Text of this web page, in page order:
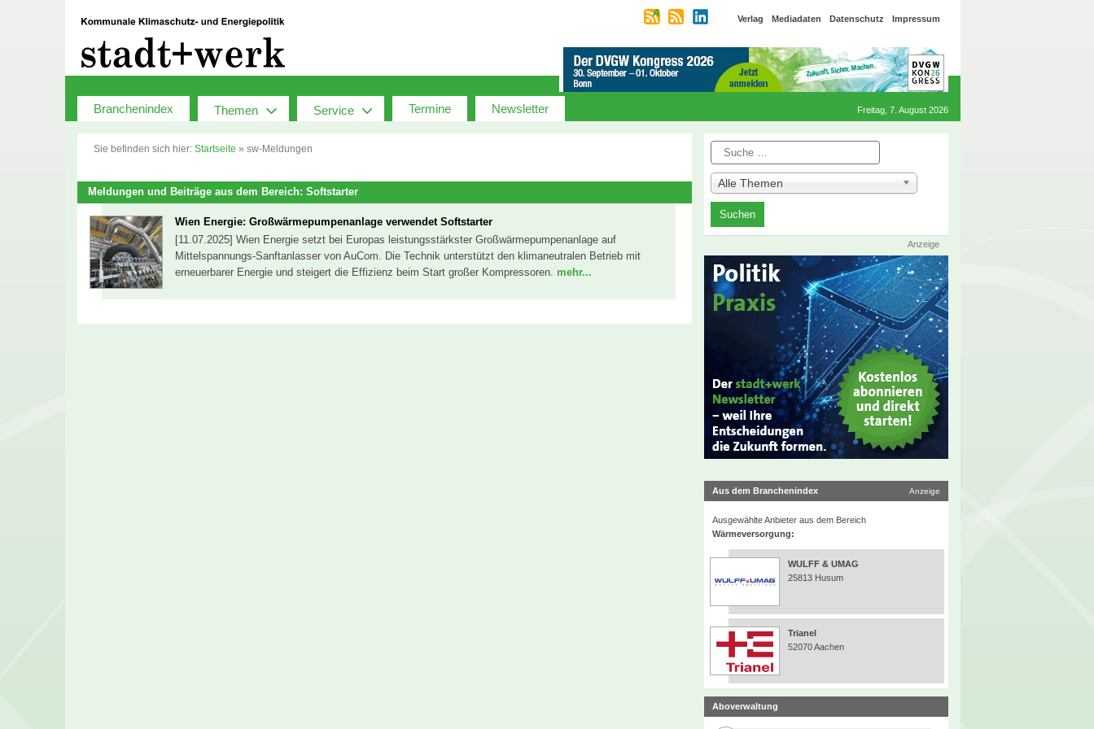
Verlag Mediadaten Datenschutz Impressum
Branchenindex Themen Service Termine Newsletter Freitag, 7. August 2026
Sie befinden sich hier: Startseite » sw-Meldungen
Meldungen und Beiträge aus dem Bereich: Softstarter
Wien Energie: Großwärmepumpenanlage verwendet Softstarter
[11.07.2025] Wien Energie setzt bei Europas leistungsstärkster Großwärmepumpenanlage auf
Mittelspannungs-Sanftanlasser von AuCom. Die Technik unterstützt den klimaneutralen Betrieb mit
erneuerbarer Energie und steigert die Effizienz beim Start großer Kompressoren. mehr...
Suche
Alle Themen
Anzeige
Aus dem Branchenindex Anzeige
Ausgewählte Anbieter aus dem Bereich
Wärmeversorgung:
WULFF & UMAG
25813 Husum
Trianel
52070 Aachen
Aboverwaltung